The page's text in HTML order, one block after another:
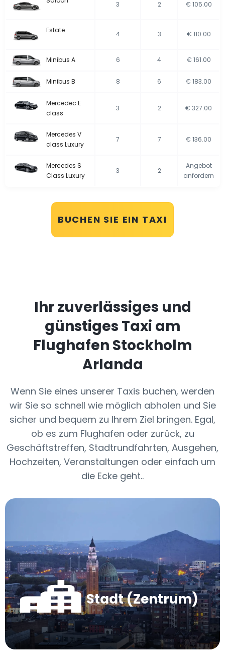
3 2 € 105.00
Estate 4 3 € 110.00
Minibus A 6 4 € 161.00
Minibus B 8 6 € 183.00
Mercedec E
class
3 2 € 327.00
Mercedes V
class Luxury
7 7 € 136.00
Mercedes S
Class Luxury
3 2
Angebot
anfordern
BUCHEN SIE EIN TAXI
Ihr zuverlässiges und
günstiges Taxi am
Flughafen Stockholm
Arlanda
Wenn Sie eines unserer Taxis buchen, werden
wir Sie so schnell wie möglich abholen und Sie
sicher und bequem zu Ihrem Ziel bringen. Egal,
ob es zum Flughafen oder zurück, zu
Geschäftstreffen, Stadtrundfahrten, Ausgehen,
Hochzeiten, Veranstaltungen oder einfach um
die Ecke geht..
Stadt (Zentrum)